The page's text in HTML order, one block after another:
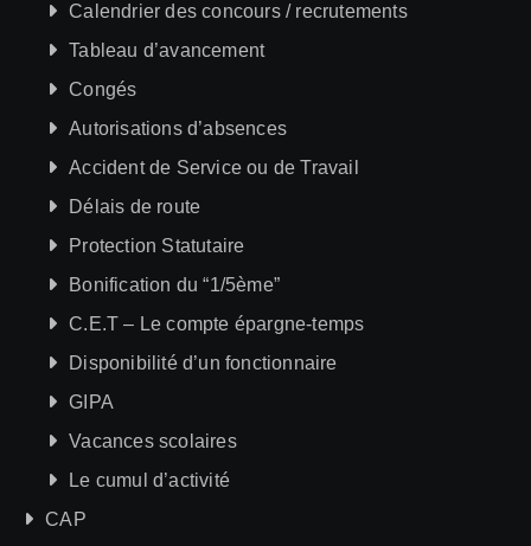
Calendrier des concours / recrutements
Tableau d’avancement
Congés
Autorisations d’absences
Accident de Service ou de Travail
Délais de route
Protection Statutaire
Bonification du “1/5ème”
C.E.T – Le compte épargne-temps
Disponibilité d’un fonctionnaire
GIPA
Vacances scolaires
Le cumul d’activité
CAP